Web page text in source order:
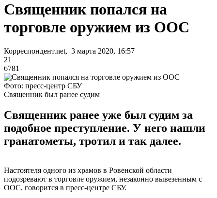
Священник попался на
торговле оружием из ООС
Корреспондент.net, 3 марта 2020, 16:57
21
6781
Фото: пресс-центр СБУ
Священник был ранее судим
Священник ранее уже был судим за
подобное преступление. У него нашли
гранатометы, тротил и так далее.
Настоятеля одного из храмов в Ровенской области
подозревают в торговле оружием, незаконно вывезенным с
ООС, говорится в пресс-центре СБУ.